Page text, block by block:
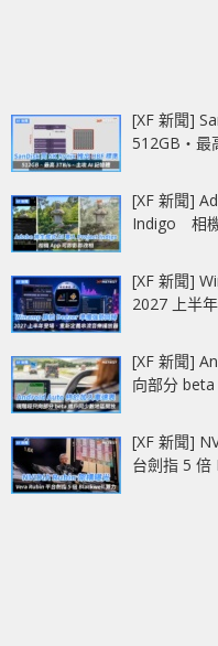
[XF 新聞]
512GB‧最
[XF 新聞]
Indigo 相
[XF 新聞]
2027 上半
[XF 新聞]
向部分
[XF 新聞]
台劍指 5 倍